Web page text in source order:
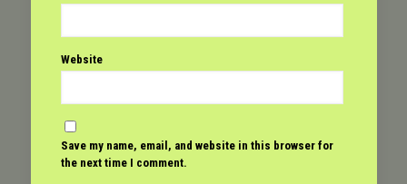
Website
Save my name, email, and website in this browser for
the next time I comment.